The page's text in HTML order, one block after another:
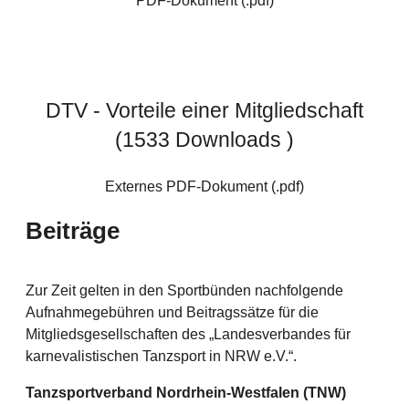
DTV - Vorteile einer Mitgliedschaft
(1533 Downloads )
Externes PDF-Dokument (.pdf)
Beiträge
Zur Zeit gelten in den Sportbünden nachfolgende
Aufnahmegebühren und Beitragssätze für die
Mitgliedsgesellschaften des „Landesverbandes für
karnevalistischen Tanzsport in NRW e.V.“.
Tanzsportverband Nordrhein-Westfalen (TNW)